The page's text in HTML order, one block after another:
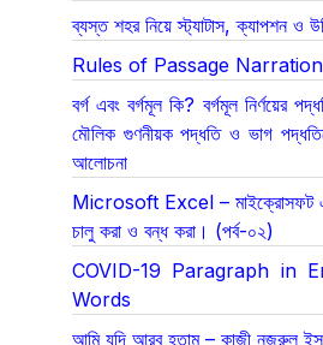
ব্যস্ত শহর নিয়ে স্ট্যাটাস, ক্যাপশন ও
Rules of Passage Narration
বর্গ এবং বর্গমূল কি? বর্গমূল নির্ণয়ের
মৌলিক গুণনীয়ক পদ্ধতি ও ভাগ
আলোচনা
Microsoft Excel – মাইক্রোসফট
চালু করা ও বন্ধ করা। (পর্ব-০২)
COVID-19 Paragraph in
Words
আমি যদি আরব হতাম – কাজী নজরুল